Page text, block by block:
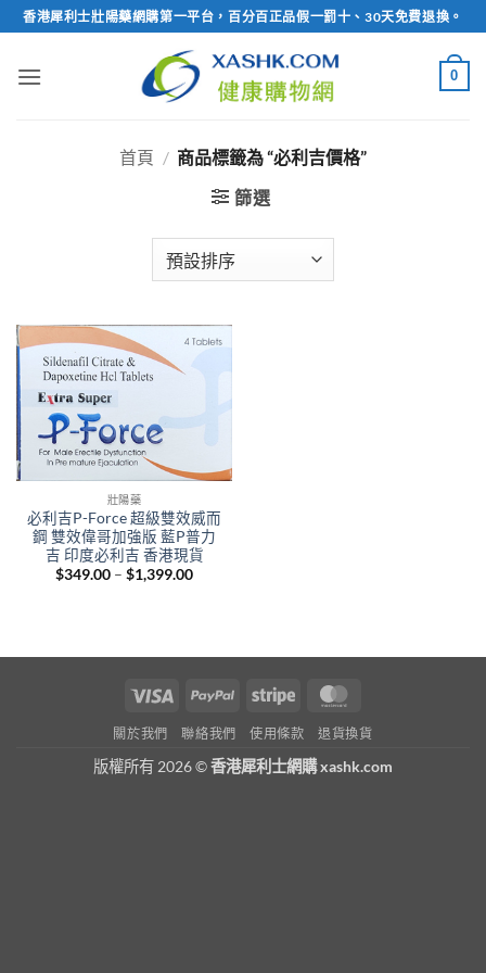
Skip
to
content
香港犀利士壯陽藥網購第一平台，百分百正品假一罰十、30天免費退換。
0
首頁 / 商品標籤為 “必利吉價格”
篩選
壯陽藥
必利吉P-Force 超級雙效威而
鋼 雙效偉哥加強版 藍P普力
吉 印度必利吉 香港現貨
$349.00 – $1,399.00Price
Visa PayPal Stripe
關於我們 聯絡我們 使用條款 退貨換貨
版權所有 2026 ©香港犀利士網購 xashk.com